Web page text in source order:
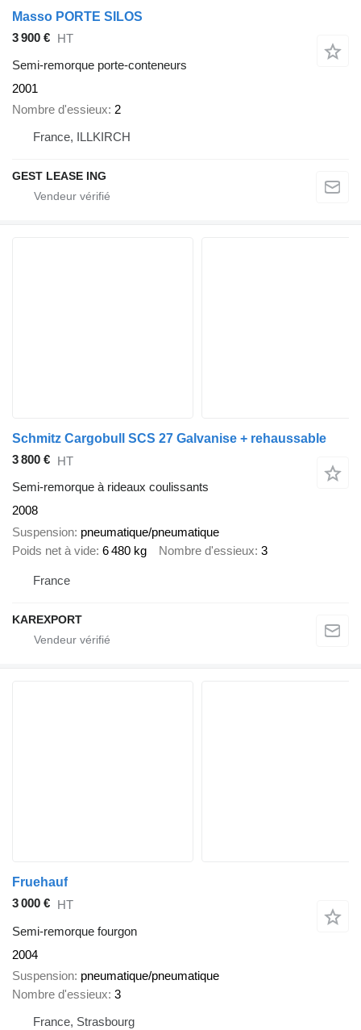
Masso PORTE SILOS
3 900 € HT
Semi-remorque porte-conteneurs
2001
Nombre d'essieux 2
France, ILLKIRCH
GEST LEASE ING
Schmitz Cargobull SCS 27 Galvanise + rehaussable
3 800 € HT
Semi-remorque à rideaux coulissants
2008
Suspension pneumatique/pneumatique
Poids net à vide 6 480 kg Nombre d'essieux 3
France
KAREXPORT
Fruehauf
3 000 € HT
Semi-remorque fourgon
2004
Suspension pneumatique/pneumatique
Nombre d'essieux 3
France, Strasbourg